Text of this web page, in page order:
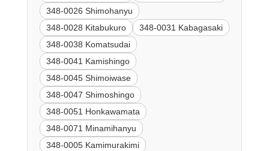
348-0026 Shimohanyu
348-0028 Kitabukuro
348-0031 Kabagasaki
348-0038 Komatsudai
348-0041 Kamishingo
348-0045 Shimoiwase
348-0047 Shimoshingo
348-0051 Honkawamata
348-0071 Minamihanyu
348-0005 Kamimurakimi